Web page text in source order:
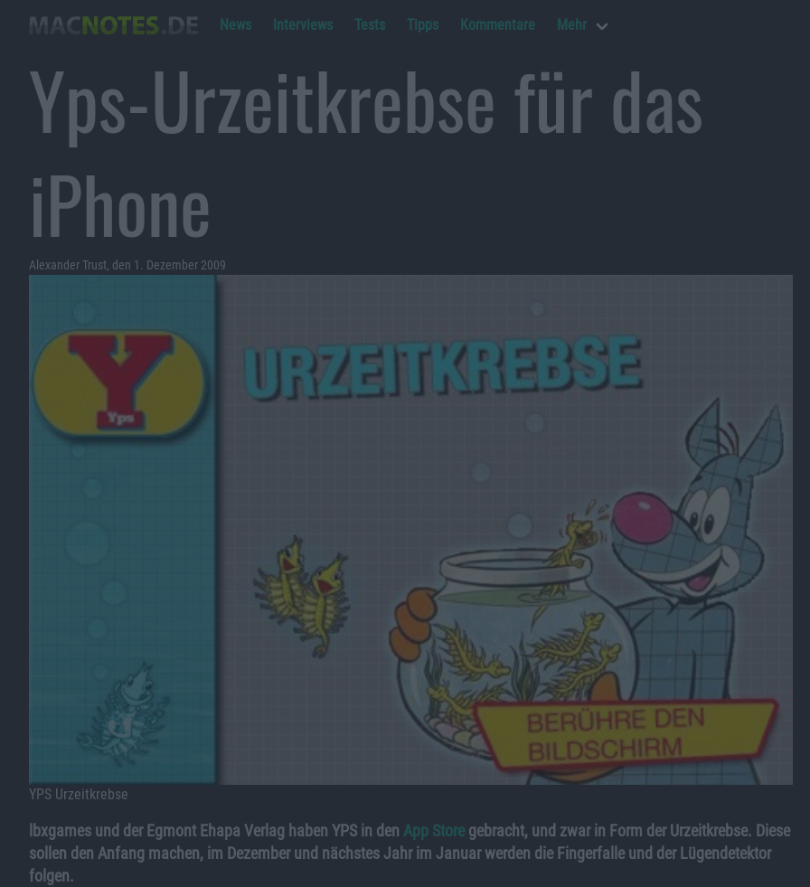
News Interviews Tests Tipps Kommentare Mehr
Yps-Urzeitkrebse für das
iPhone
Alexander Trust, den 1. Dezember 2009
YPS Urzeitkrebse
lbxgames und der Egmont Ehapa Verlag haben YPS in den App Store gebracht, und zwar in Form der Urzeitkrebse. Diese
sollen den Anfang machen, im Dezember und nächstes Jahr im Januar werden die Fingerfalle und der Lügendetektor
folgen.